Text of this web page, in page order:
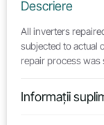
Descriere
All inverters
subjected to actual
repair process was
Informații